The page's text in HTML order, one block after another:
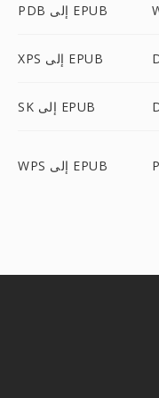
PDB إلى EPUB
XPS إلى EPUB
SK إلى EPUB
WPS إلى EPUB